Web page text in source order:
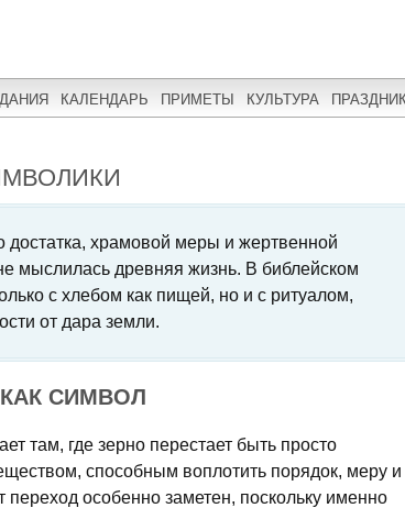
КАЛЕНДАРЬ ПРИМЕТЫ КУЛЬТУРА
достатка, храмовой меры и жертвенной
мыслилась древняя жизнь. В библейском
с хлебом как пищей, но и с ритуалом,
от дара земли.
СИМВОЛ
там, где зерно перестает быть просто
способным воплотить порядок, меру и
переход особенно заметен, поскольку именно